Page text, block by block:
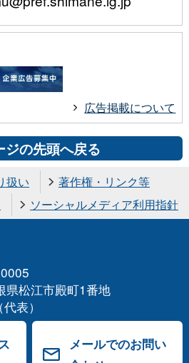
広告掲載について
ジの先頭へ戻る
扱い
著作権・リンク等
ソーシャルメディア利用指針
松江市殿町1番地
表）
メールでのお問い